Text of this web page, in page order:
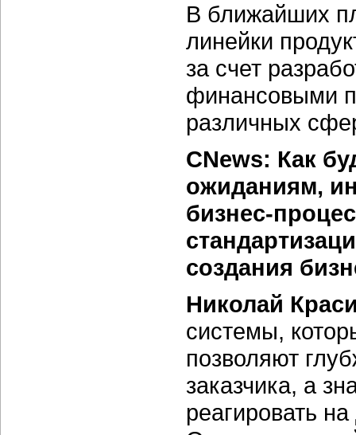
В ближайших
линейки
за счет
финансовыми
различных
CNews: Как
ожиданиям,
бизнес-
создания
Николай
системы,
позволяют
заказчика, а
реагировать